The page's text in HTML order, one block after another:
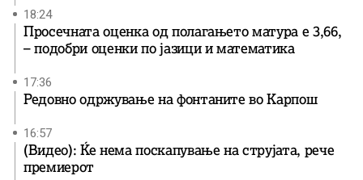
18:24
Просечната оценка од полагањето матура е 3,66,
– подобри оценки по јазици и математика
17:36
Редовно одржување на фонтаните во Карпош
16:57
(Видео): Ќе нема поскапување на струјата, рече
премиерот